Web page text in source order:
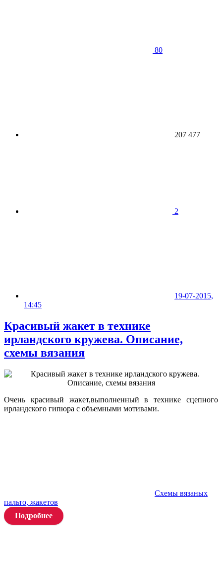
80
207 477
2
19-07-2015,
14:45
Красивый жакет в технике
ирландского кружева. Описание,
схемы вязания
Очень красивый жакет,выполненный в технике сцепного
ирландского гипюра с объемными мотивами.
Схемы вязаных
пальто, жакетов
Подробнее